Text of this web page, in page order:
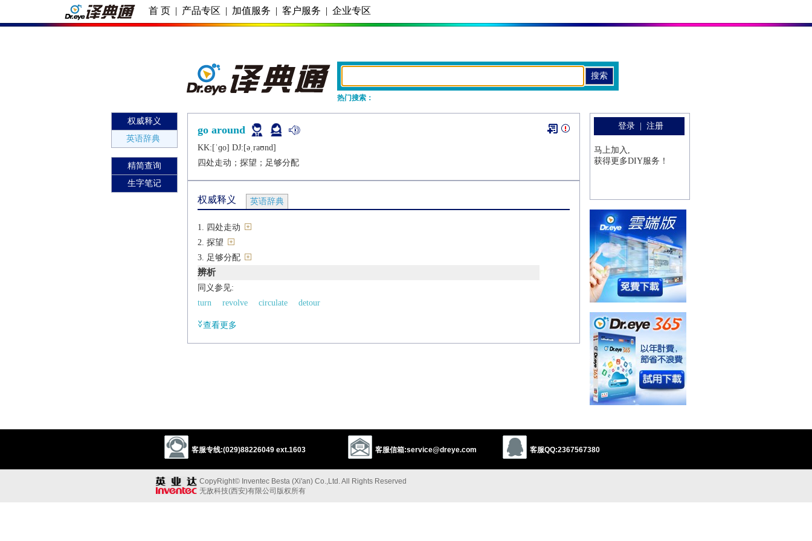
首 页 | 产品专区 | 加值服务 | 客户服务 | 企业专区
热门搜索：
权威释义
英语辞典
精简查询
生字笔记
go around
KK:[ˈɡo] DJ:[ǝˌraʊnd]
四处走动；探望；足够分配
权威释义 英语辞典
四处走动
探望
足够分配
辨析
同义参见:
turn
revolve circulate
detour
查看更多
客服专线:(029)88226049 ext.1603 客服信箱:service@dreye.com 客服QQ:2367567380
CopyRight© Inventec Besta (Xi'an) Co.,Ltd. All Rights Reserved
无敌科技(西安)有限公司版权所有